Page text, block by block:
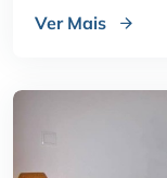
Ver Mais